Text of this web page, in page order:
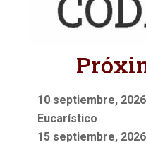
10 septiembre,
Eucarístico
15 septiembre,